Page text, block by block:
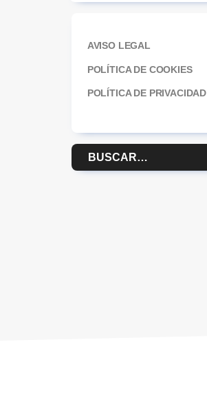
AVISO LEGAL
POLÍTICA DE COOKIES
POLÍTICA DE PRIVACIDAD
Buscar
por: